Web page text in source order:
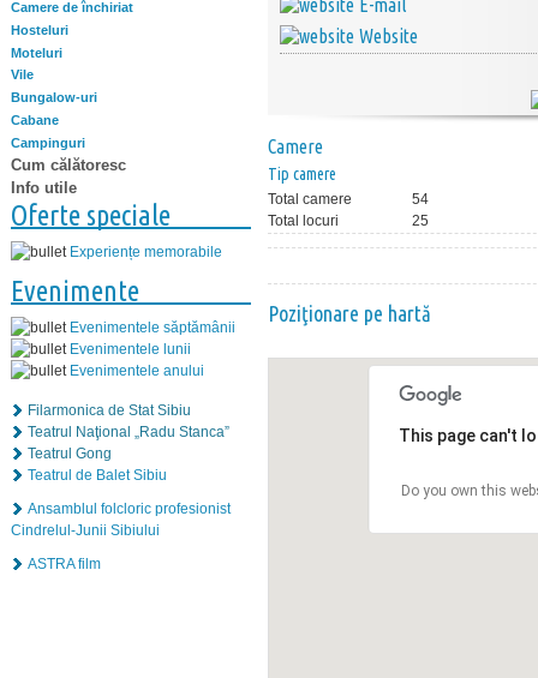
Camere de închiriat
Hosteluri
Moteluri
Vile
Bungalow-uri
Cabane
Campinguri
Cum călătoresc
Info utile
Oferte speciale
Experiențe memorabile
Evenimente
Evenimentele săptămânii
Evenimentele lunii
Evenimentele anului
Filarmonica de Stat Sibiu
Teatrul Naţional „Radu Stanca”
Teatrul Gong
Teatrul de Balet Sibiu
Ansamblul folcloric profesionist
Cindrelul-Junii Sibiului
ASTRA film
E-mail
Website
Camere
Tip camere
Total camere
54
Total locuri
25
Poziţionare pe hartă
This page can't
Do you own this